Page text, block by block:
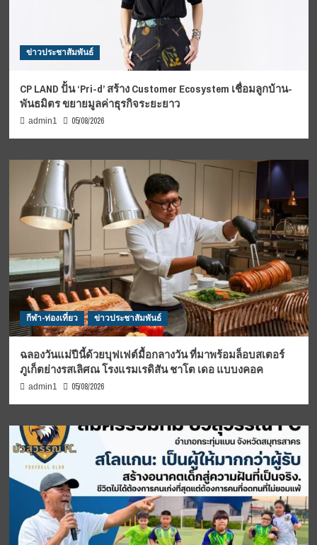
ข่าวประชาสัมพันธ์
CP LAND ปั้น ‘Pri-d’ สร้าง Customer Ecosystem เชื่อมลูกบ้าน-
พันธมิตร ขยายมูลค่าธุรกิจระยะยาว
admin1 05/08/2026
กีฬา-ท่องเที่ยว ข่าวประชาสัมพันธ์
ฉลองวันแม่ปีนี้ด้วยบุฟเฟต์มื้อกลางวัน ที่มาพร้อมล็อบสเตอร์
ภูเก็ตย่างรสเลิศณ โรงแรมเรดิสัน ชาโต เดอ แบบงคอค
admin1 05/08/2026